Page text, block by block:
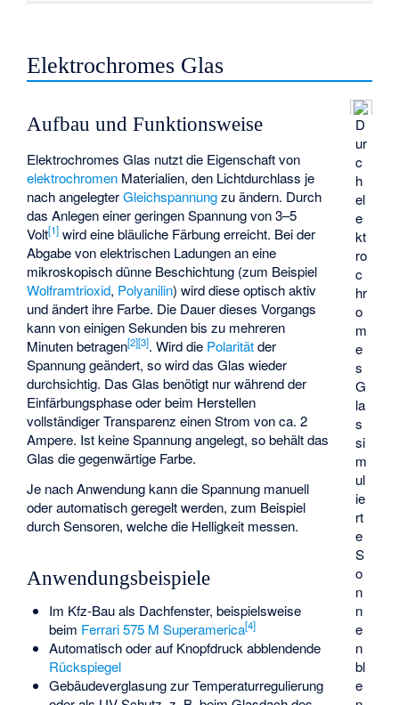
Elektrochromes Glas
D
ur
c
h
el
e
kt
ro
c
hr
o
m
e
s
G
la
s
si
m
ul
ie
rt
e
S
o
n
n
e
n
bl
e
Aufbau und Funktionsweise
Elektrochromes Glas nutzt die Eigenschaft von
elektrochromen Materialien, den Lichtdurchlass je
nach angelegterGleichspannungzu ändern. Durch
das Anlegen einer geringen Spannung von 3–5
Volt[1] wird eine bläuliche Färbung erreicht. Bei der
Abgabe von elektrischen Ladungen an eine
mikroskopisch dünne Beschichtung (zum Beispiel
Wolframtrioxid, Polyanilin) wird diese optisch aktiv
und ändert ihre Farbe. Die Dauer dieses Vorgangs
kann von einigen Sekunden bis zu mehreren
Minuten betragen[2][3]. Wird die Polaritätder
Spannung geändert, so wird das Glas wieder
durchsichtig. Das Glas benötigt nur während der
Einfärbungsphase oder beim Herstellen
vollständiger Transparenz einen Strom von ca. 2
Ampere. Ist keine Spannung angelegt, so behält das
Glas die gegenwärtige Farbe.
Je nach Anwendung kann die Spannung manuell
oder automatisch geregelt werden, zum Beispiel
durch Sensoren, welche die Helligkeit messen.
Anwendungsbeispiele
Im Kfz-Bau als Dachfenster, beispielsweise
beim Ferrari 575 M Superamerica[4]
Automatisch oder auf Knopfdruck abblendende
Rückspiegel
Gebäudeverglasung zur Temperaturregulierung